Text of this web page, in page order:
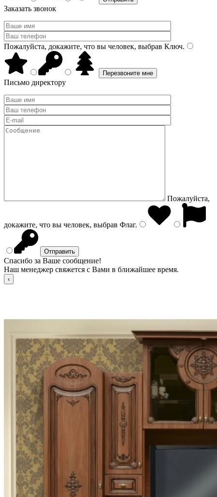
Заказать звонок
Пожалуйста, докажите, что вы человек, выбрав Ключ.
Письмо директору
Пожалуйста,
докажите, что вы человек, выбрав Флаг.
Спасибо за Ваше сообщение!
Наш менеджер свяжется с Вами в ближайшее время.